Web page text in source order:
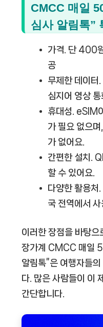
CMCC 매일
심사 알림톡”
가격. 단 400
공
무제한 데이터.
심지어 영상 통
휴대성. eSIM
가 필요 없으
가 없어요.
간편한 설치.
할 수 있어요.
다양한 활용처.
국 전역에서 사
이러한 장점을 바탕으
장가계 CMCC 매일
알림톡”은 여행자들
다. 많은 사람들이 이
간단합니다.